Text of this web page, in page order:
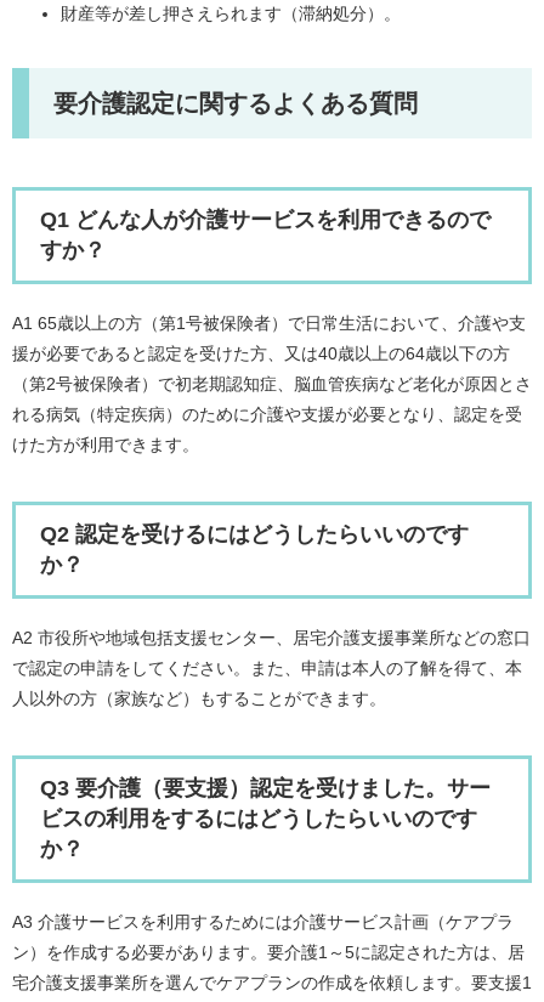
財産等が差し押さえられます（滞納処分）。
要介護認定に関するよくある質問
Q1 どんな人が介護サービスを利用できるので
すか？
A1 65歳以上の方（第1号被保険者）で日常生活において、介護や支
援が必要であると認定を受けた方、又は40歳以上の64歳以下の方
（第2号被保険者）で初老期認知症、脳血管疾病など老化が原因とさ
れる病気（特定疾病）のために介護や支援が必要となり、認定を受
けた方が利用できます。
Q2 認定を受けるにはどうしたらいいのです
か？
A2 市役所や地域包括支援センター、居宅介護支援事業所などの窓口
で認定の申請をしてください。また、申請は本人の了解を得て、本
人以外の方（家族など）もすることができます。
Q3 要介護（要支援）認定を受けました。サー
ビスの利用をするにはどうしたらいいのです
か？
A3 介護サービスを利用するためには介護サービス計画（ケアプラ
ン）を作成する必要があります。要介護1～5に認定された方は、居
宅介護支援事業所を選んでケアプランの作成を依頼します。要支援1